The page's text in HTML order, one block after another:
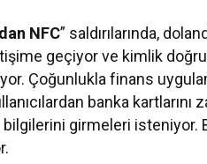
NFC” saldırılarında,
geçiyor ve kimlik
Çoğunlukla finans
banka kartlarını
bilgilerini girmeleri